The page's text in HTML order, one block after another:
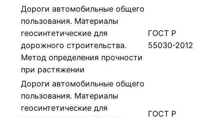
Дороги автомобильные общего
пользования. Материалы
геосинтетические для
дорожного строительства.
Метод определения прочности
при растяжении
ГОСТ Р
55030-2012
Дороги автомобильные общего
пользования. Материалы
геосинтетические для
ГОСТ Р